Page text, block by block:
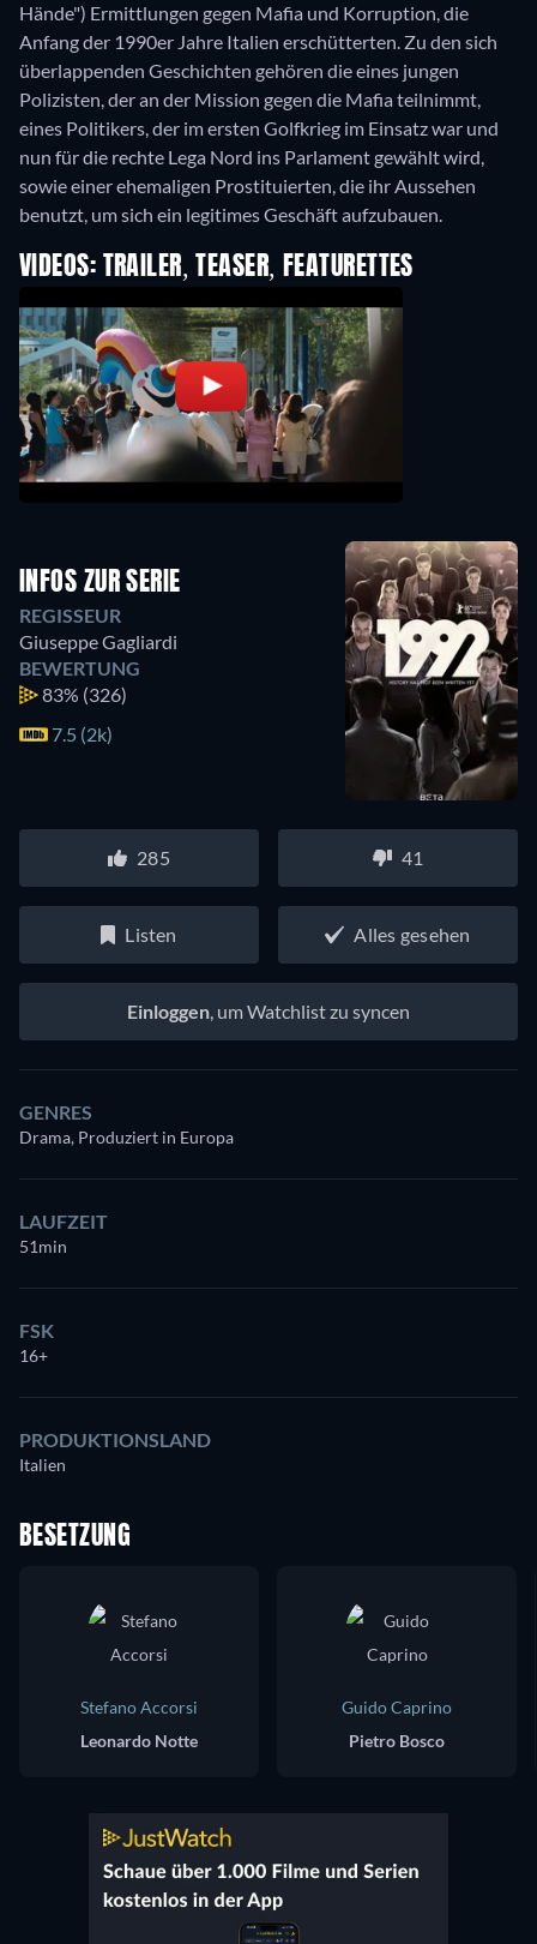
Hände") Ermittlungen gegen Mafia und Korruption, die
Anfang der 1990er Jahre Italien erschütterten. Zu den sich
überlappenden Geschichten gehören die eines jungen
Polizisten, der an der Mission gegen die Mafia teilnimmt,
eines Politikers, der im ersten Golfkrieg im Einsatz war und
nun für die rechte Lega Nord ins Parlament gewählt wird,
sowie einer ehemaligen Prostituierten, die ihr Aussehen
benutzt, um sich ein legitimes Geschäft aufzubauen.
VIDEOS: TRAILER, TEASER, FEATURETTES
INFOS ZUR SERIE
REGISSEUR
Giuseppe Gagliardi
BEWERTUNG
83% (326)
7.5 (2k)
285 41
Listen Alles gesehen
Einloggen, um Watchlist zu syncen
GENRES
Drama, Produziert in Europa
LAUFZEIT
51min
FSK
16+
PRODUKTIONSLAND
Italien
BESETZUNG
Stefano Accorsi
Leonardo Notte
Guido Caprino
Pietro Bosco